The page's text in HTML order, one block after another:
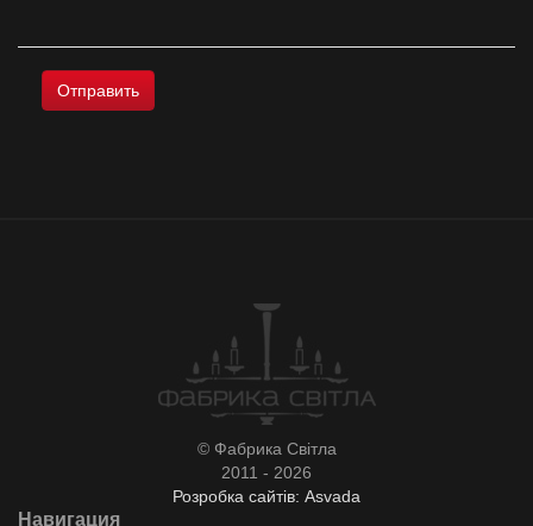
© Фабрика Світла
2011 - 2026
Розробка сайтів: Asvada
Навигация